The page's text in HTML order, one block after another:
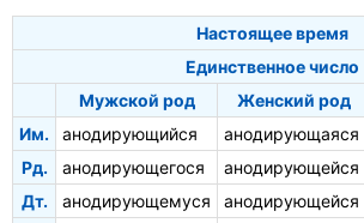
Настоящее время
Единственное число
Мужской род
Женский род
Им.
анодирующийся анодирующаяся
Рд.
анодирующегося анодирующейся
Дт.
анодирующемуся анодирующейся